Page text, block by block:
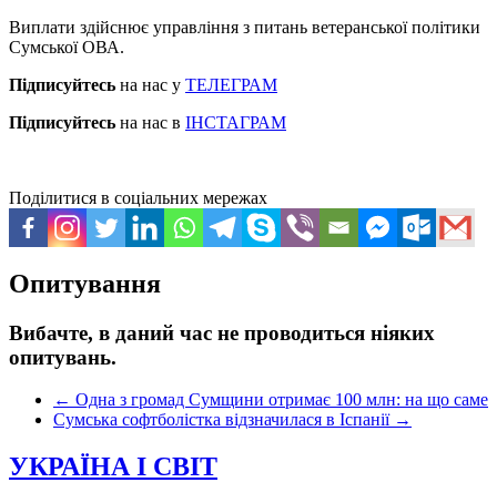
Виплати здійснює управління з питань ветеранської політики
Сумської ОВА.
Підписуйтесь на нас у ТЕЛЕГРАМ
Підписуйтесь на нас в ІНСТАГРАМ
Поділитися в соціальних мережах
Опитування
Вибачте, в даний час не проводиться ніяких
опитувань.
← Одна з громад Сумщини отримає 100 млн: на що саме
Сумська софтболістка відзначилася в Іспанії →
УКРАЇНА І СВІТ